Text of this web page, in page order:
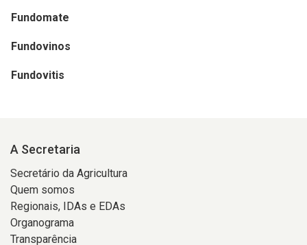
Fundomate
Fundovinos
Fundovitis
A Secretaria
Secretário da Agricultura
Quem somos
Regionais, IDAs e EDAs
Organograma
Transparência